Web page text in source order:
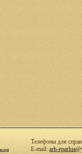
Телефоны для
E-mail: arh-